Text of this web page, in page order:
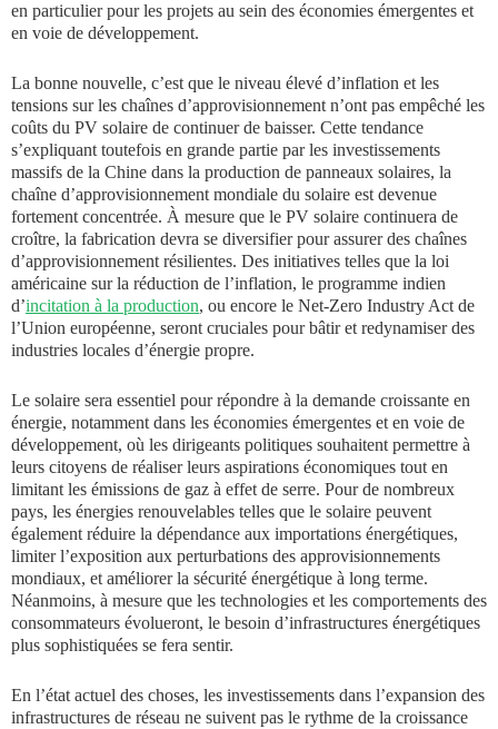
en particulier pour les projets au sein des économies émergentes et
en voie de développement.
La bonne nouvelle, c’est que le niveau élevé d’inflation et les
tensions sur les chaînes d’approvisionnement n’ont pas empêché les
coûts du PV solaire de continuer de baisser. Cette tendance
s’expliquant toutefois en grande partie par les investissements
massifs de la Chine dans la production de panneaux solaires, la
chaîne d’approvisionnement mondiale du solaire est devenue
fortement concentrée. À mesure que le PV solaire continuera de
croître, la fabrication devra se diversifier pour assurer des chaînes
d’approvisionnement résilientes. Des initiatives telles que la loi
américaine sur la réduction de l’inflation, le programme indien
d’incitation à la production, ou encore le Net-Zero Industry Act de
l’Union européenne, seront cruciales pour bâtir et redynamiser des
industries locales d’énergie propre.
Le solaire sera essentiel pour répondre à la demande croissante en
énergie, notamment dans les économies émergentes et en voie de
développement, où les dirigeants politiques souhaitent permettre à
leurs citoyens de réaliser leurs aspirations économiques tout en
limitant les émissions de gaz à effet de serre. Pour de nombreux
pays, les énergies renouvelables telles que le solaire peuvent
également réduire la dépendance aux importations énergétiques,
limiter l’exposition aux perturbations des approvisionnements
mondiaux, et améliorer la sécurité énergétique à long terme.
Néanmoins, à mesure que les technologies et les comportements des
consommateurs évolueront, le besoin d’infrastructures énergétiques
plus sophistiquées se fera sentir.
En l’état actuel des choses, les investissements dans l’expansion des
infrastructures de réseau ne suivent pas le rythme de la croissance